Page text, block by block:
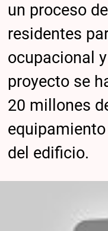
un proceso
residentes
ocupacional
proyecto se
20 millones
del edificio.